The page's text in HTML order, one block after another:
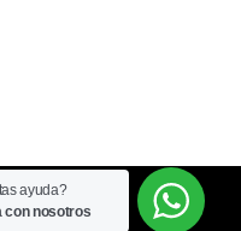
ayuda?
con nosotros